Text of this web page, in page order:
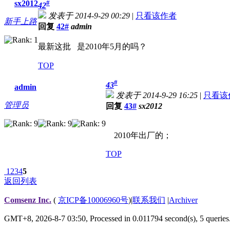
sx2012
新手上路
42#
发表于 2014-9-29 00:29 | 只看该作者
回复 42# admin
最新这批 是2010年5月的吗？
TOP
admin
管理员
43#
发表于 2014-9-29 16:25 | 只看该
回复 43# sx2012
2010年出厂的；
TOP
1 2345
返回列表
Comsenz Inc. ( 京ICP备10006960号)|联系我们 |Archiver
GMT+8, 2026-8-7 03:50, Processed in 0.011794 second(s), 5 queries